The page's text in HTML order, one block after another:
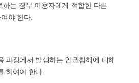
는 경우 이용자에게 적합한 다른
야 한다.
과정에서 발생하는 인권침해에 대해
하여야 한다.